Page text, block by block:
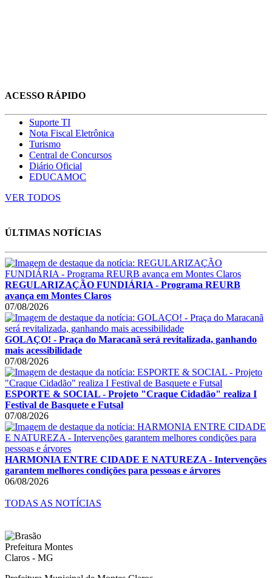
ACESSO RÁPIDO
Suporte TI
Nota Fiscal Eletrônica
Turismo
Central de Concursos
Diário Oficial
EDUCAMOC
VER TODOS
ÚLTIMAS NOTÍCIAS
REGULARIZAÇÃO FUNDIÁRIA - Programa REURB
avança em Montes Claros
07/08/2026
GOLAÇO! - Praça do Maracanã será revitalizada, ganhando
mais acessibilidade
07/08/2026
ESPORTE & SOCIAL - Projeto "Craque Cidadão" realiza I
Festival de Basquete e Futsal
07/08/2026
HARMONIA ENTRE CIDADE E NATUREZA - Intervenções
garantem melhores condições para pessoas e árvores
06/08/2026
TODAS AS NOTÍCIAS